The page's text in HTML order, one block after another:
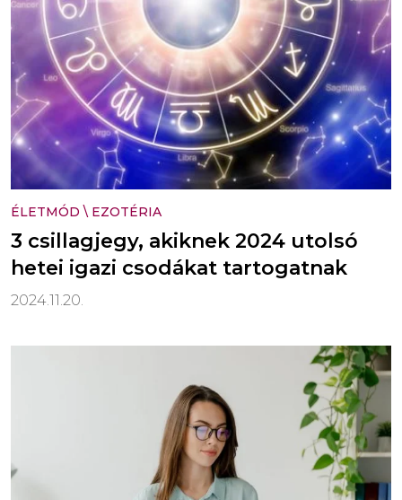
ÉLETMÓD \ EZOTÉRIA
3 csillagjegy, akiknek 2024 utolsó
hetei igazi csodákat tartogatnak
2024.11.20.